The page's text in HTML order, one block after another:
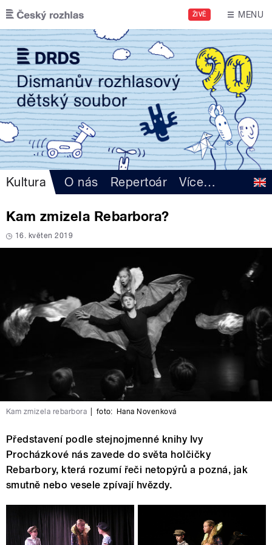
Přejít k hlavnímu obsahu
ŽIVĚ MENU
Kultura O nás Repertoár Více…
Kam zmizela Rebarbora?
16. květen 2019
Kam zmizela rebarbora foto: Hana Novenková
Představení podle stejnojmenné knihy Ivy
Procházkové nás zavede do světa holčičky
Rebarbory, která rozumí řeči netopýrů a pozná, jak
smutně nebo vesele zpívají hvězdy.